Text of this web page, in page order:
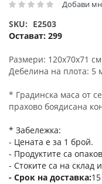
Рейтинг: Добави
Остават: 299
SKU E2503
Размери: 120x70x71 см
Дебелина на плота: 5
* Градинска маса от
прахово боядисана
* Забележка:
- Цената е за 1 брой.
- Продуктите са
- Стоките са на склад
Срок на доставка
на
със
снимки